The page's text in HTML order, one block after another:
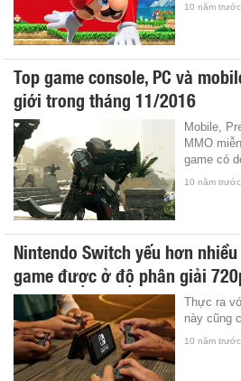
10 năm trước
Top game console, PC và
giới trong tháng 11/2016
Mobile,
MMO
game có
10 năm trước
Nintendo Switch yếu hơn
game được ở độ phân giải
Thực ra
này cũng
10 năm trước